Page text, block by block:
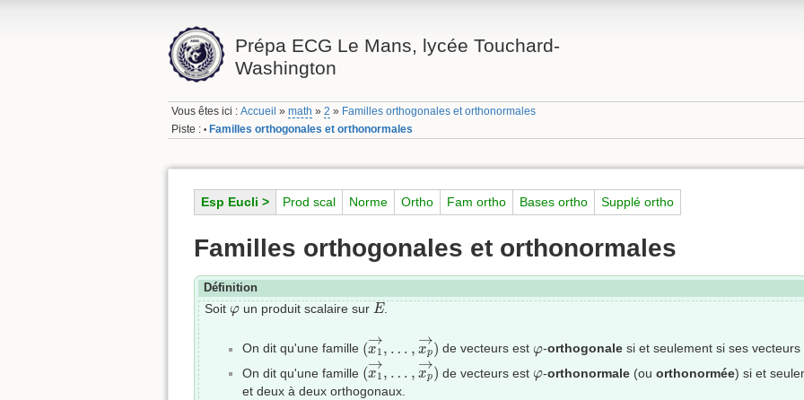
Prépa ECG Le Mans, lycée Touchard-
Washington
Vous êtes ici :Accueil »math »2 » Familles orthogonales et orthonormales
Piste : • Familles orthogonales et orthonormales
Esp Eucli > Prod scal Norme Ortho Fam ortho Bases ortho Supplé ortho
Familles orthogonales et orthonormales
Définition
Soit φ
φ un produit scalaire sur E
E.
On dit qu'une famille (
→
x1 , … ,
→
xp )
1 x
de vecteurs est φ
φ-orthogonalesi et seulement si ses
On dit qu'une famille (
→
x1 , … ,
→
xp )
( 1→ … xp
de vecteurs est φ
φ-orthonormale(ou orthonormée) si et
et deux à deux orthogonaux.